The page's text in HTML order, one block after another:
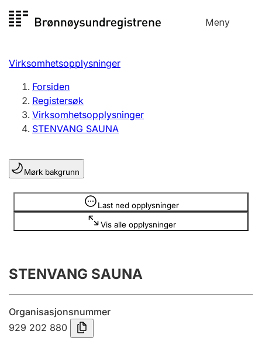
til
Meny
Registersøk
Aksjeselskap
Enkeltpersonforetak
Registrere, endre, slette
Lag og forening
Registrere, endre, slette
Innsending og forsinkelsesgebyr
Virksomhetsopplysninger
Forsiden
Registersøk
Virksomhetsopplysninger
STENVANG SAUNA
Mørk bakgrunn
Last ned opplysninger
Vis alle opplysninger
Opplysninger er skjult
STENVANG SAUNA
Organisasjonsnummer
929 202 880